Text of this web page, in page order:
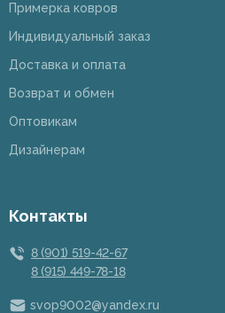
Примерка ковров
Индивидуальный заказ
Доставка и оплата
Возврат и обмен
Оптовикам
Дизайнерам
Контакты
8 (901) 519-42-67
8 (915) 449-78-18
svop9002@yandex.ru